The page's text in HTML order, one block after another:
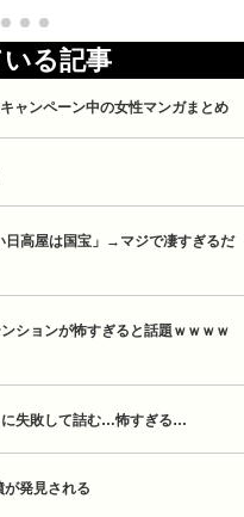
る記事
ャンペーン中の女性マンガまとめ
日高屋は国宝」→マジで凄すぎるだ
ションが怖すぎると話題ｗｗｗｗ
に失敗して詰む…怖すぎる…
が発見される